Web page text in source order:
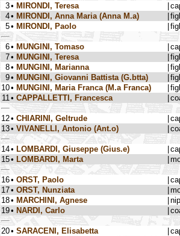
3• MIRONDI, Teresa
4• MIRONDI, Anna Maria (Anna M.a)
5• MIRONDI, Paolo
6• MUNGINI, Tomaso
7• MUNGINI, Teresa
8• MUNGINI, Marianna
9• MUNGINI, Giovanni Battista (G.btta)
10• MUNGINI, Maria Franca (M.a Franca)
11 • CAPPALLETTI, Francesca
12• CHIARINI, Geltrude
13• VIVANELLI, Antonio (Ant.o)
14• LOMBARDI, Giuseppe (Gius.e)
15• LOMBARDI, Marta
16• ORST, Paolo
17• ORST, Nunziata
18• MARCHINI, Agnese
19• NARDI, Carlo
20• SARACENI, Elisabetta